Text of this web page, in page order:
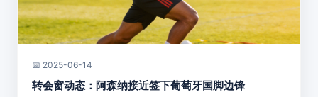
📅 2025-06-14
转会窗动态：阿森纳接近签下葡萄牙国脚边锋